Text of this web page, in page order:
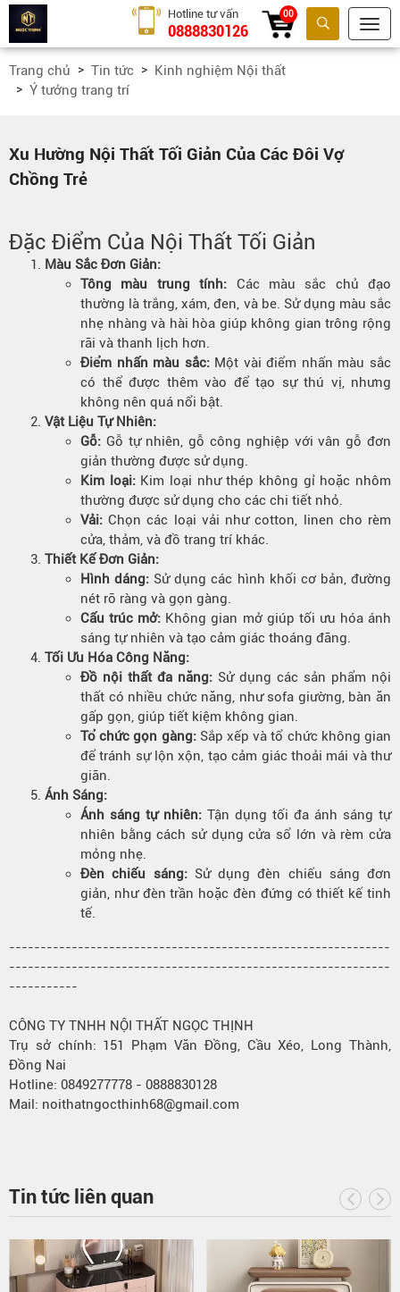
Tìm kiếm
Hotline tư vấn
0888830126
00
Trang chủ Tin tức
Kinh nghiệm Nội thất
Ý tưởng trang trí
Xu Hường Nội Thất Tối Giản Của Các Đôi Vợ
Chồng Trẻ
Đặc Điểm Của Nội Thất Tối Giản
Màu Sắc Đơn Giản:
Tông màu trung tính: Các màu sắc chủ đạo
thường là trắng, xám, đen, và be. Sử dụng màu sắc
nhẹ nhàng và hài hòa giúp không gian trông rộng
rãi và thanh lịch hơn.
Điểm nhấn màu sắc:Một vài điểm nhấn màu sắc
có thể được thêm vào để tạo sự thú vị, nhưng
không nên quá nổi bật.
Vật Liệu Tự Nhiên:
Gỗ: Gỗ tự nhiên, gỗ công nghiệp với vân gỗ đơn
giản thường được sử dụng.
Kim loại:Kim loại như thép không gỉ hoặc nhôm
thường được sử dụng cho các chi tiết nhỏ.
Vải: Chọn các loại vải như cotton, linen cho rèm
cửa, thảm, và đồ trang trí khác.
Thiết Kế Đơn Giản:
Hình dáng: Sử dụng các hình khối cơ bản, đường
nét rõ ràng và gọn gàng.
Cấu trúc mở: Không gian mở giúp tối ưu hóa ánh
sáng tự nhiên và tạo cảm giác thoáng đãng.
Tối Ưu Hóa Công Năng:
Đồ nội thất đa năng: Sử dụng các sản phẩm nội
thất có nhiều chức năng, như sofa giường, bàn ăn
gấp gọn, giúp tiết kiệm không gian.
Tổ chức gọn gàng:Sắp xếp và tổ chức không gian
để tránh sự lộn xộn, tạo cảm giác thoải mái và thư
giãn.
Ánh Sáng:
Ánh sáng tự nhiên: Tận dụng tối đa ánh sáng tự
nhiên bằng cách sử dụng cửa sổ lớn và rèm cửa
mỏng nhẹ.
Đèn chiếu sáng:Sử dụng đèn chiếu sáng đơn
giản, như đèn trần hoặc đèn đứng có thiết kế tinh
tế.
-------------------------------------------------------------
-------------------------------------------------------------
-----------
CÔNG TY TNHH NỘI THẤT NGỌC THỊNH
Trụ sở chính: 151 Phạm Văn Đồng, Cầu Xéo, Long Thành,
Đồng Nai
Hotline: 0849277778 - 0888830128
Mail: noithatngocthinh68@gmail.com
Tin tức liên quan